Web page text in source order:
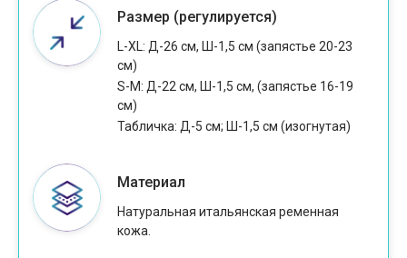
Размер (регулируется)
L-XL: Д-26 см, Ш-1,5 см (запястье 20-23
см)
S-M: Д-22 см, Ш-1,5 см, (запястье 16-19
см)
Табличка: Д-5 см; Ш-1,5 см (изогнутая)
Материал
Натуральная итальянская ременная
кожа.